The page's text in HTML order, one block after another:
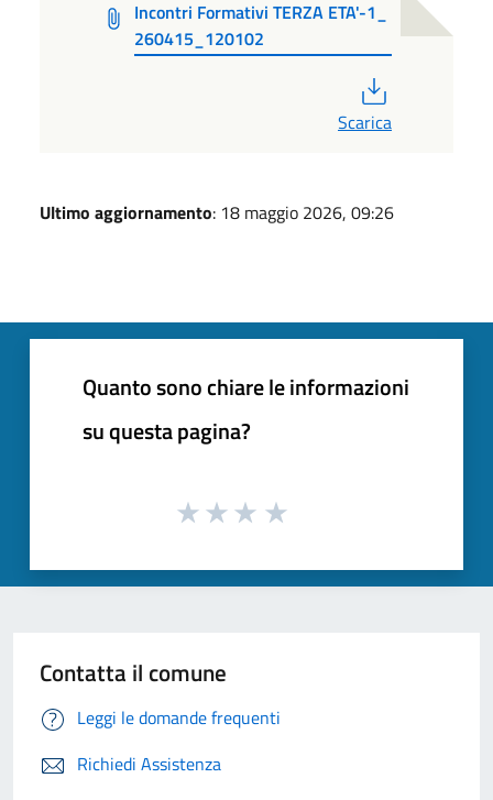
Incontri Formativi TERZA ETA'-1_
260415_120102
Scarica
Ultimo aggiornamento: 18 maggio 2026, 09:26
Quanto sono chiare le informazioni
su questa pagina?
Contatta il comune
Leggi le domande frequenti
Richiedi Assistenza